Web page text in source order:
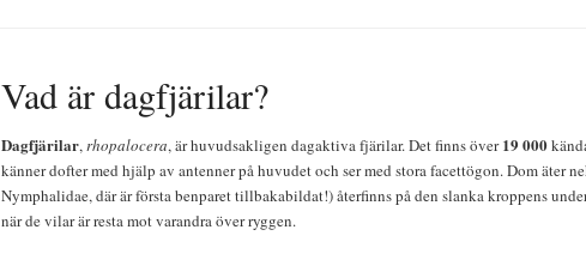
Vad är dagfjärilar?
Dagfjärilar,rhopalocera, är huvudsakligen dagaktiva fjärilar. Det finns över19 000
känner dofter med hjälp av antenner på huvudet och ser med stora facettögon. Dom äter
Nymphalidae, där är första benparet tillbakabildat!) återfinns på den slanka kroppens
när de vilar är resta mot varandra över ryggen.